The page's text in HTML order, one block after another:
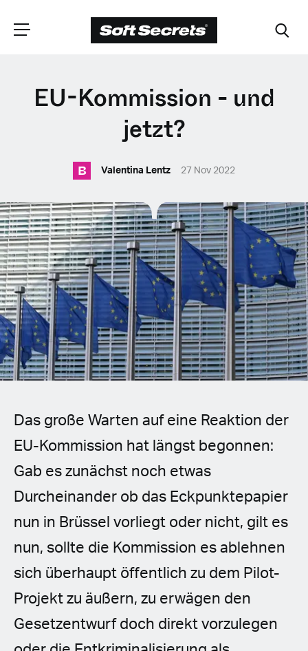
WÄHLEN SIE
IHRE POSITION
English (United Kingdom)
English (United States)
Spanish (Spain)
Spanish (Latin America)
German
French
Italian
Polish
EU-Kommission - und
jetzt?
B Valentina Lentz 27 Nov 2022
Das große Warten auf eine Reaktion der
EU-Kommission hat längst begonnen:
Gab es zunächst noch etwas
Durcheinander ob das Eckpunktepapier
nun in Brüssel vorliegt oder nicht, gilt es
nun, sollte die Kommission es ablehnen
sich überhaupt öffentlich zu dem Pilot-
Projekt zu äußern, zu erwägen den
Gesetzentwurf doch direkt vorzulegen